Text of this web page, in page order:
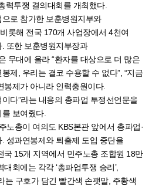
력투쟁 결의대회를 개최했다.
로 참가한 보훈병원지부와
롯해 전국 170개 사업장에서 4천여
또한 보훈병원지부장과
무대에 올라 “환자를 대상으로 더 많은
제, 우리는 결코 수용할 수 없다”, “지금
봉제가 아니라 인력충원이다.
다”라는 내용의 총파업 투쟁선언문을
보여줬다.
노총이 여의도 KBS본관 앞에서 총파업·
성과연봉제와 퇴출제 도입 중단을
국 15개 지역에서 민주노총 조합원 18만
회에는 각각 ‘총파업투쟁 승리’,
는 구호가 담긴 빨간색 손팻말, 주황색